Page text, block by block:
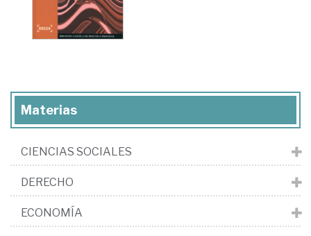
Materias
CIENCIAS SOCIALES
DERECHO
ECONOMÍA